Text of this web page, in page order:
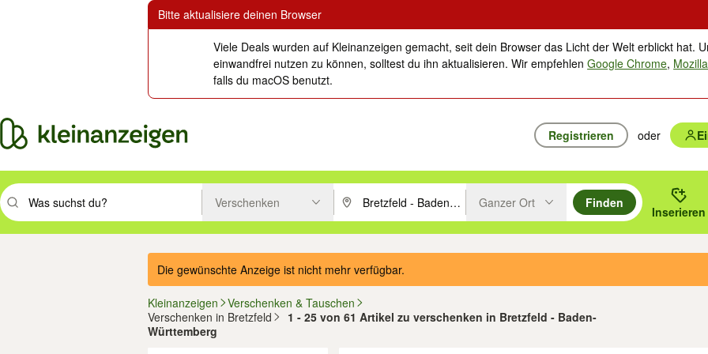
Bitte aktualisiere deinen Browser
Viele Deals wurden auf Kleinanzeigen gemacht, seit dein Browser das Licht der Welt erblickt hat.
einwandfrei nutzen zu können, solltest du ihn aktualisieren. Wir empfehlenGoogle Chrome,
falls du macOS benutzt.
Registrieren oder
Suchbegriff eingeben. Eingabetaste drücken um zu suchen, oder Vorschläge mit den Pfeiltasten nach oben/unten durchsuchen und mit
Verschenken PLZ oder Ort eingeben. Eingabetaste drücken um zu suchen, oder
Ganzer Ort
Finden
Inserieren
Die gewünschte Anzeige ist nicht mehr verfügbar.
Kleinanzeigen
Verschenken & Tauschen
Verschenken in Bretzfeld
1 - 25 von 61 Artikel zu verschenken in Bretzfeld - Baden-
Württemberg